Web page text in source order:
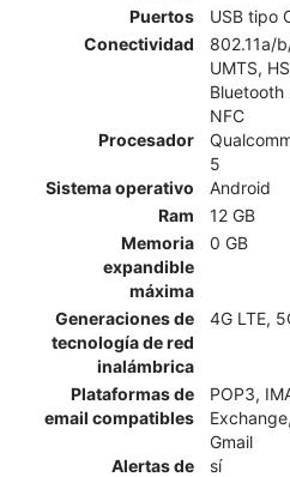
Puertos
USB tipo
Conectividad
802.11a/
UMTS,
Bluetooth
NFC
Procesador
5
Sistema operativo
Android
Ram
12 GB
Memoria
expandible
máxima
0 GB
Generaciones de
tecnología de red
inalámbrica
4G LTE,
Plataformas de
email compatibles
POP3,
Gmail
Alertas de
sí